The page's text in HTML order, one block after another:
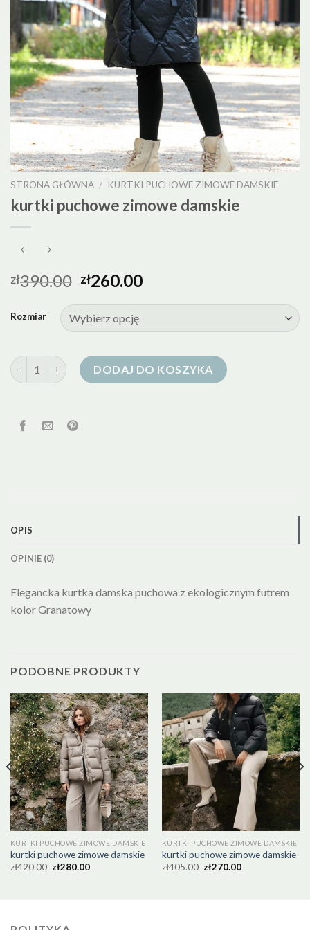
STRONA GŁÓWNA / KURTKI PUCHOWE ZIMOWE DAMSKIE
kurtki puchowe zimowe damskie
zł390.00 zł260.00
Rozmiar
ilość kurtki puchowe zimowe damskie
DODAJ DO KOSZYKA
OPIS
OPINIE (0)
Elegancka kurtka damska puchowa z ekologicznym futrem
kolor Granatowy
PODOBNE PRODUKTY
KURTKI PUCHOWE ZIMOWE DAMSKIE
kurtki puchowe zimowe damskie
zł420.00 zł280.00
KURTKI PUCHOWE ZIMOWE DAMSKIE
kurtki puchowe zimowe damskie
zł405.00 zł270.00